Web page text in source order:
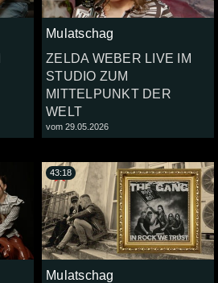
Mulatschag
ZELDA WEBER LIVE IM
STUDIO ZUM
MITTELPUNKT DER
WELT
vom 29.05.2026
Mulatschag
43:18